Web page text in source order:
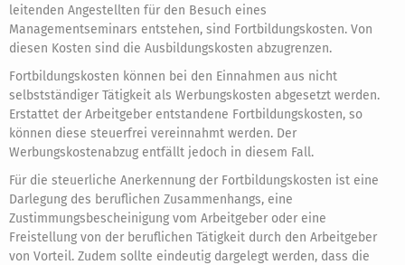
leitenden Angestellten für den Besuch eines
Managementseminars entstehen, sind Fortbildungskosten. Von
diesen Kosten sind die Ausbildungskosten abzugrenzen.
Fortbildungskosten können bei den Einnahmen aus nicht
selbstständiger Tätigkeit als Werbungskosten abgesetzt werden.
Erstattet der Arbeitgeber entstandene Fortbildungskosten, so
können diese steuerfrei vereinnahmt werden. Der
Werbungskostenabzug entfällt jedoch in diesem Fall.
Für die steuerliche Anerkennung der Fortbildungskosten ist eine
Darlegung des beruflichen Zusammenhangs, eine
Zustimmungsbescheinigung vom Arbeitgeber oder eine
Freistellung von der beruflichen Tätigkeit durch den Arbeitgeber
von Vorteil. Zudem sollte eindeutig dargelegt werden, dass die